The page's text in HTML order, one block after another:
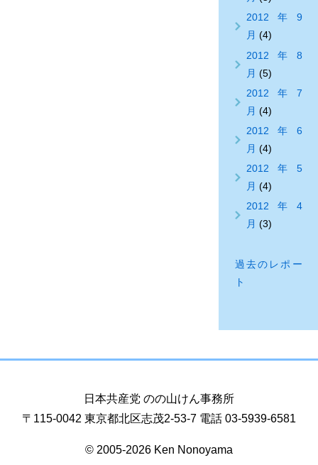
2012年9
月 (4)
2012年8
月 (5)
2012年7
月 (4)
2012年6
月 (4)
2012年5
月 (4)
2012年4
月 (3)
過去のレポー
ト
日本共産党 のの山けん事務所
〒115-0042 東京都北区志茂2-53-7 電話 03-5939-6581
© 2005-2026 Ken Nonoyama